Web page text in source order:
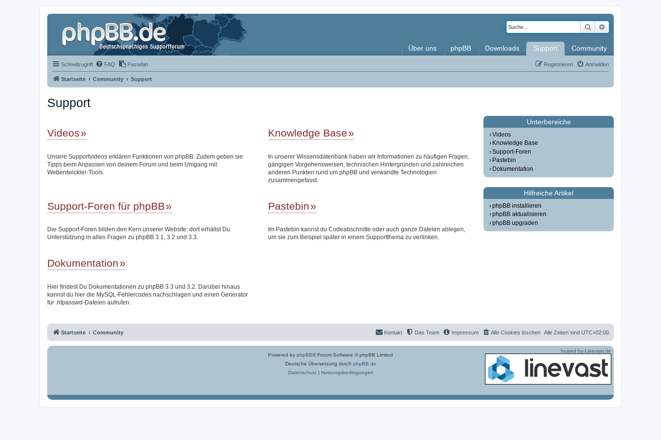
Suche
Über uns phpBB Downloads Support Community
Schnellzugriff FAQ Pastebin Anmelden
Registrieren
Startseite Community Support
Support
Videos
Unsere Supportvideos erklären Funktionen von phpBB. Zudem geben sie
Tipps beim Anpassen von deinem Forum und beim Umgang mit
Webentwickler-Tools.
Knowledge Base
In unserer Wissensdatenbank haben wir Informationen zu häufigen Fragen,
gängigen Vorgehensweisen, technischen Hintergründen und zahlreichen
anderen Punkten rund um phpBB und verwandte Technologien
zusammengefasst.
Support-Foren für phpBB
Die Support-Foren bilden den Kern unserer Website: dort erhältst Du
Unterstützung in allen Fragen zu phpBB 3.1, 3.2 und 3.3.
Pastebin
Im Pastebin kannst du Codeabschnitte oder auch ganze Dateien ablegen,
um sie zum Beispiel später in einem Supportthema zu verlinken.
Dokumentation
Hier findest Du Dokumentationen zu phpBB 3.3 und 3.2. Darüber hinaus
kannst du hier die MySQL-Fehlercodes nachschlagen und einen Generator
für .htpasswd-Dateien aufrufen.
Unterbereiche
Videos
Knowledge Base
Support-Foren
Pastebin
Dokumentation
Hilfreiche Artikel
phpBB installieren
phpBB aktualisieren
phpBB upgraden
Startseite Community Alle Zeiten sind UTC+02:00
Alle Cookies löschen
Impressum
Das Team
Kontakt
Powered by phpBB® Forum Software © phpBB Limited
Deutsche Übersetzung durch phpBB.de
Datenschutz| Nutzungsbedingungen
hosted by Linevast.de